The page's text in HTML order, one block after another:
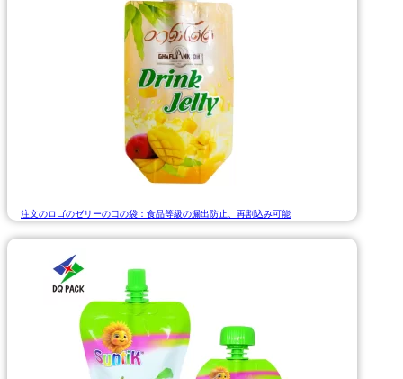
注文のロゴのゼリーの口の袋：食品等級の漏出防止、再割込み可能